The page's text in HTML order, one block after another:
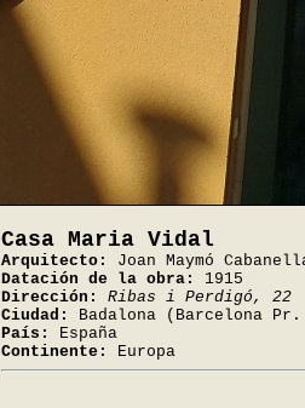
Casa Maria Vidal
Arquitecto:
Joan Maymó
Datación de la obra:
1915
Dirección:
Ribas i Perdigó, 22
Ciudad:
Badalona (Barcelona
País:
España
Continente:
Europa